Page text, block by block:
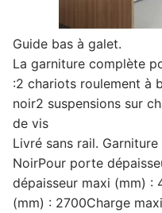
Guide bas à galet.
La garniture complète
:2 chariots roulement à
noir2 suspensions sur
de vis
Livré sans rail.
NoirPour porte
dépaisseur maxi (mm)
(mm) : 2700Charge